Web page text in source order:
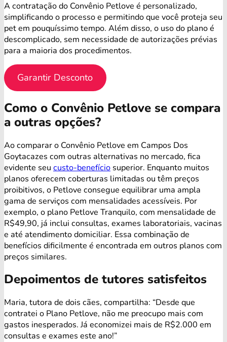
A contratação do Convênio Petlove é personalizado,
simplificando o processo e permitindo que você proteja seu
pet em pouquíssimo tempo. Além disso, o uso do plano é
descomplicado, sem necessidade de autorizações prévias
para a maioria dos procedimentos.
Garantir Desconto
Como o Convênio Petlove se compara
a outras opções?
Ao comparar o Convênio Petlove em Campos Dos
Goytacazes com outras alternativas no mercado, fica
evidente seu custo-benefício superior. Enquanto muitos
planos oferecem coberturas limitadas ou têm preços
proibitivos, o Petlove consegue equilibrar uma ampla
gama de serviços com mensalidades acessíveis. Por
exemplo, o plano Petlove Tranquilo, com mensalidade de
R$49,90, já inclui consultas, exames laboratoriais, vacinas
e até atendimento domiciliar. Essa combinação de
benefícios dificilmente é encontrada em outros planos com
preços similares.
Depoimentos de tutores satisfeitos
Maria, tutora de dois cães, compartilha: “Desde que
contratei o Plano Petlove, não me preocupo mais com
gastos inesperados. Já economizei mais de R$2.000 em
consultas e exames este ano!”